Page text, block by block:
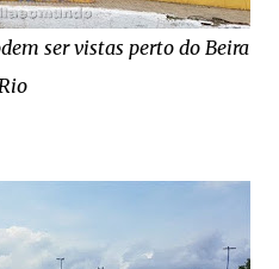
ser vistas perto do Beira
Rio